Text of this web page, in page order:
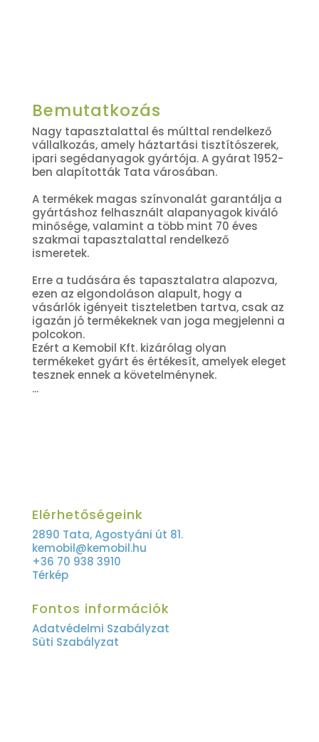
Bemutatkozás
Nagy tapasztalattal és múlttal rendelkező
vállalkozás, amely háztartási tisztítószerek,
ipari segédanyagok gyártója. A gyárat 1952-
ben alapították Tata városában.
A termékek magas színvonalát garantálja a
gyártáshoz felhasznált alapanyagok kiváló
minősége, valamint a több mint 70 éves
szakmai tapasztalattal rendelkező
ismeretek.
Erre a tudására és tapasztalatra alapozva,
ezen az elgondoláson alapult, hogy a
vásárlók igényeit tiszteletben tartva, csak az
igazán jó termékeknek van joga megjelenni a
polcokon.
Ezért a Kemobil Kft. kizárólag olyan
termékeket gyárt és értékesít, amelyek eleget
tesznek ennek a követelménynek.
...
Elérhetőségeink
2890 Tata, Agostyáni út 81.
kemobil@kemobil.hu
+36 70 938 3910
Térkép
Fontos információk
Adatvédelmi Szabályzat
Süti Szabályzat